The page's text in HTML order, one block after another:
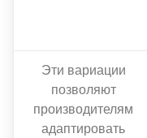
Эти вариации
позволяют
производителям
адаптировать